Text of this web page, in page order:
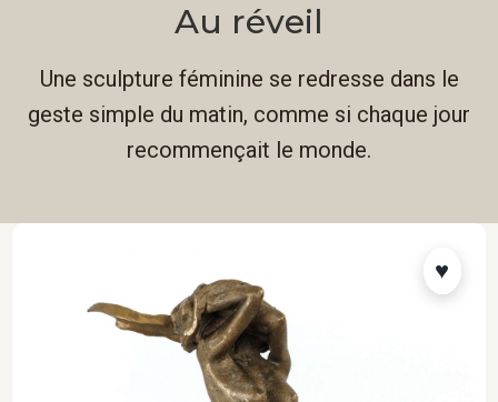
Au réveil
Une sculpture féminine se redresse dans le
geste simple du matin, comme si chaque jour
recommençait le monde.